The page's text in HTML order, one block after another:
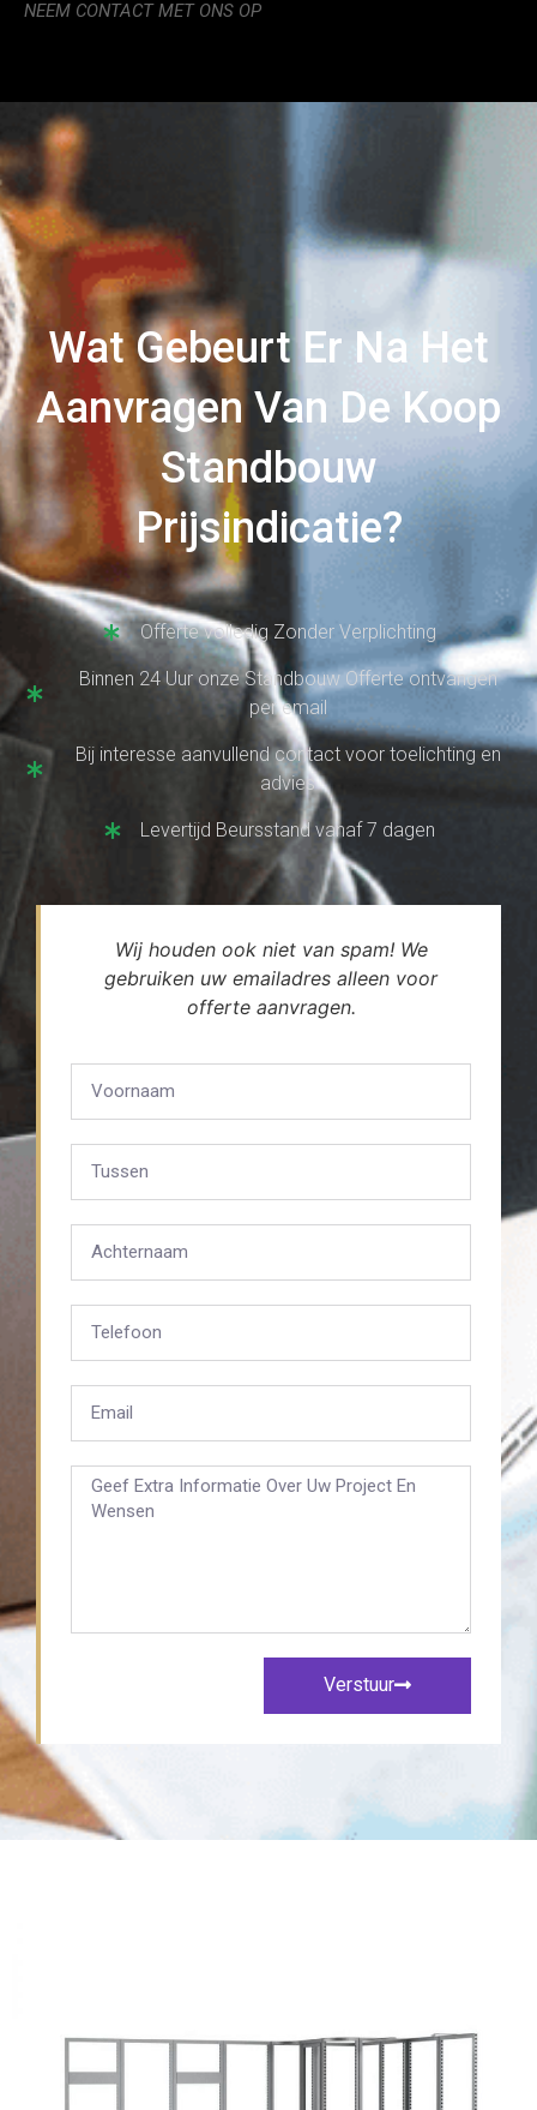
NEEM CONTACT MET ONS OP
Wat Gebeurt Er Na Het
Aanvragen Van De Koop
Standbouw
Prijsindicatie?
Offerte volledig Zonder Verplichting
Binnen 24 Uur onze Standbouw Offerte ontvangen
per email
Bij interesse aanvullend contact voor toelichting en
advies
Levertijd Beursstand vanaf 7 dagen
Wij houden ook niet van spam! We
gebruiken uw emailadres alleen voor
offerte aanvragen.
Verstuur